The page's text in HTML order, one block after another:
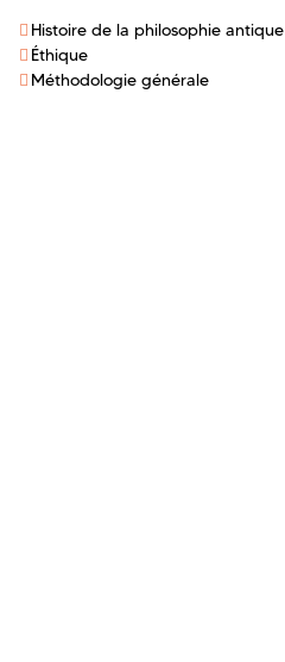
Histoire de la philosophie antique
Éthique
Méthodologie générale